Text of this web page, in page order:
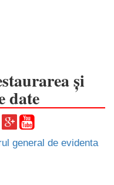
și
date
general de evidenta